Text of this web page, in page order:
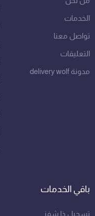
الخدمات
تواصل معنا
التعليقات
مدونة delivery wolf
باقي الخدمات
تسجيل ذا شفز